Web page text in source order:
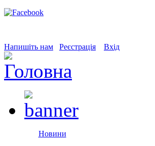
Напишіть нам Реєстрація Вхід
Новини